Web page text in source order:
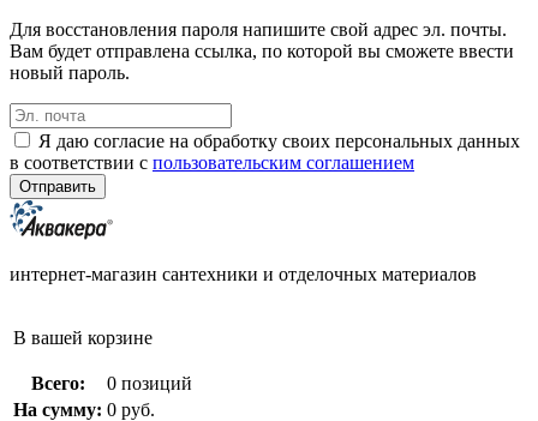
Для восстановления пароля напишите свой адрес эл. почты.
Вам будет отправлена ссылка, по которой вы сможете ввести
новый пароль.
Я даю согласие на обработку своих персональных данных
в соответствии с пользовательским соглашением
интернет-магазин сантехники и отделочных материалов
В вашей корзине
Всего:
0 позиций
На сумму: 0 руб.